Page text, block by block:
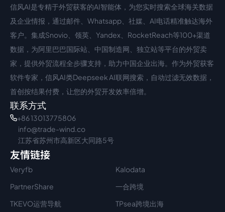
中文入口
信风AI是专精于外贸获客的AI智能体，为您实时搜索全球海关数据
及企业情报，通过邮件、Whatsapp、社媒、AI电话精准触达海外
客户。集成Snovio、领英、Yandex、RocketReach等100+渠道
数据，为阿里巴巴国际站、中国制造网、独立站等平台的外贸卖
家，提供外贸流程全步骤支持，助力中国企业出海。作为外贸获客
软件专家，信风AI类Deepseek AI联网搜索，自动过滤无效数据，
首创按结果付费，让您的外贸开发效率倍增。
联系方式
+86 13013775806
info@trade-wind.co
江苏省苏州市高新区大同路5号
友情链接
Veryfb
Kalodata
PartnerShare
一合跨境
TKEVO运营导航
TPsea跨境出海